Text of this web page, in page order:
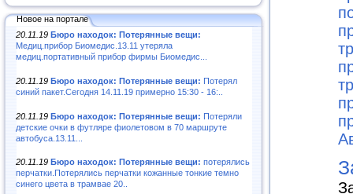
Новое на портале
20.11.19 Бюро находок: Потерянные вещи:
Медиц.прибор Биомедис.13.11 утеряла
медиц.портативный прибор фирмы Биомедис...
20.11.19 Бюро находок: Потерянные вещи: Потерял
синий пакет.Сегодня 14.11.19 примерно 15:30 - 16:..
20.11.19 Бюро находок: Потерянные вещи: Потеряли
детские очки в футляре фиолетовом в 70 маршруте
автобуса.13.11...
20.11.19 Бюро находок: Потерянные вещи: потерялись
перчатки.Потерялись перчатки кожанные тонкие темно
синего цвета в трамвае 20..